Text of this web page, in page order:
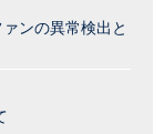
ンの異常検出と